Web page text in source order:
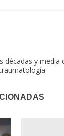
décadas y media